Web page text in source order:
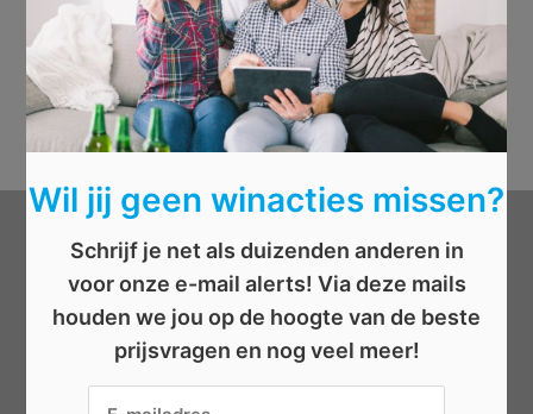
Categorieën
Beauty
Cadeau
Wil jij geen winacties missen?
Schrijf je net als duizenden anderen in
voor onze e-mail alerts! Via deze mails
houden we jou op de hoogte van de beste
prijsvragen en nog veel meer!